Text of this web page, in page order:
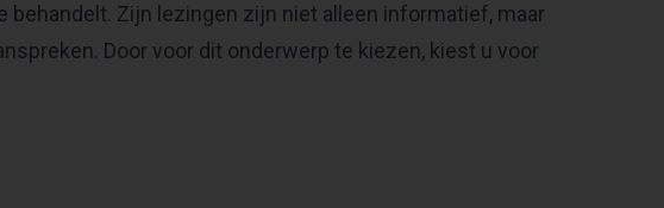
Zijn lezingen zijn niet alleen informatief, maar
Door voor dit onderwerp te kiezen, kiest u voor